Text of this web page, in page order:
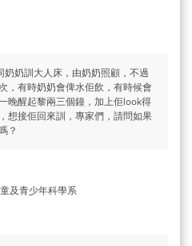
奶奶訓大人床，由奶奶照顧，不過
，有時奶奶會俾水佢飲，有時候會
晚醒起黎兩三個鐘，加上佢look得
想接佢回來訓，專家們，請問如果
？
及青少年科學系